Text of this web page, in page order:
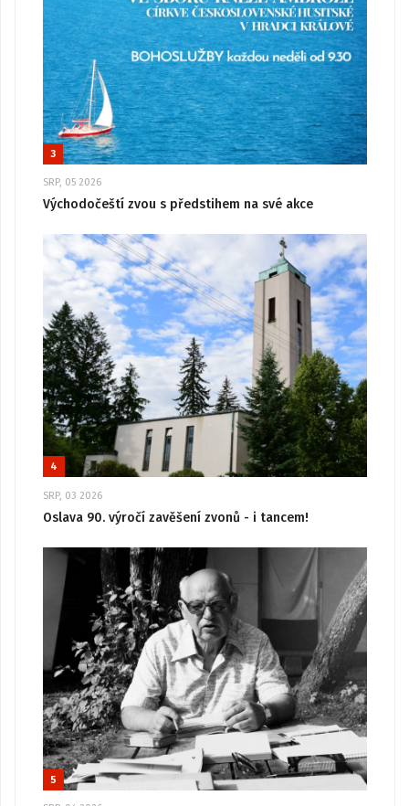
3
SRP, 05 2026
Východočeští zvou s předstihem na své akce
4
SRP, 03 2026
Oslava 90. výročí zavěšení zvonů - i tancem!
5